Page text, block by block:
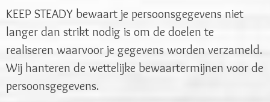
KEEP STEADY bewaart je persoonsgegevens niet
langer dan strikt nodig is om de doelen te
realiseren waarvoor je gegevens worden verzameld.
Wij hanteren de wettelijke bewaartermijnen voor de
persoonsgegevens.